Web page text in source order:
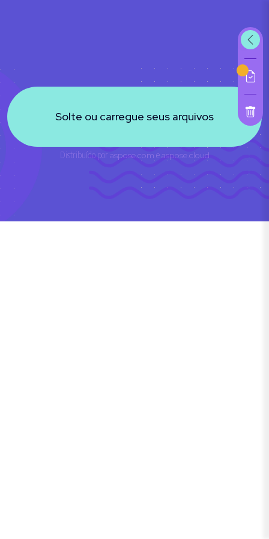
Solte ou carregue seus arquivos
Distribuído por aspose.com easpose.cloud